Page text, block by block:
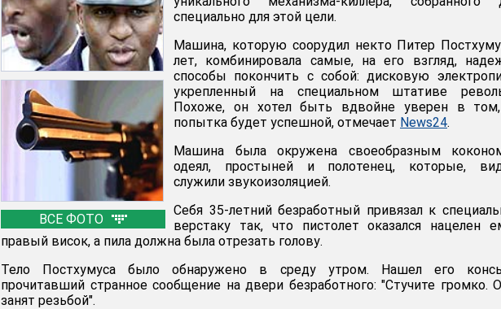
ВСЕ ФОТО
специально для этой цели.
Машина, которую соорудил некто Питер
лет, комбинировала самые, на его взгляд,
способы покончить с собой: дисковую
укрепленный на специальном штативе
Похоже, он хотел быть вдвойне уверен в
попытка будет успешной, отмечает News24.
Машина была окружена своеобразным
одеял, простыней и полотенец, которые,
служили звукоизоляцией.
Себя 35-летний безработный привязал к
верстаку так, что пистолет оказался нацелен
правый висок, а пила должна была отрезать голову.
Тело Постхумуса было обнаружено в среду утром. Нашел его
прочитавший странное сообщение на двери безработного: "Стучите громко.
занят резьбой".